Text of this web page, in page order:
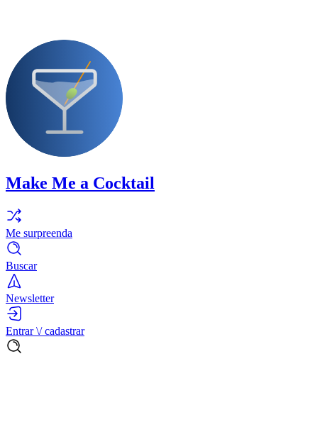
Make Me a Cocktail
Me surpreenda
Buscar
Newsletter
Entrar \/ cadastrar